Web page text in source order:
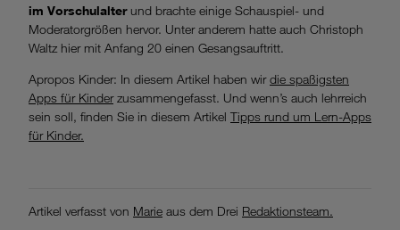
im Vorschulalterund brachte einige Schauspiel- und
Moderatorgrößen hervor. Unter anderem hatte auch Christoph
Waltz hier mit Anfang 20 einen Gesangsauftritt.
Apropos Kinder: In diesem Artikel haben wirdie spaßigsten
Apps für Kinderzusammengefasst. Und wenn’s auch lehrreich
sein soll, finden Sie in diesem Artikel Tipps rund um Lern-Apps
für Kinder.
Artikel verfasst von Marie aus dem Drei Redaktionsteam.